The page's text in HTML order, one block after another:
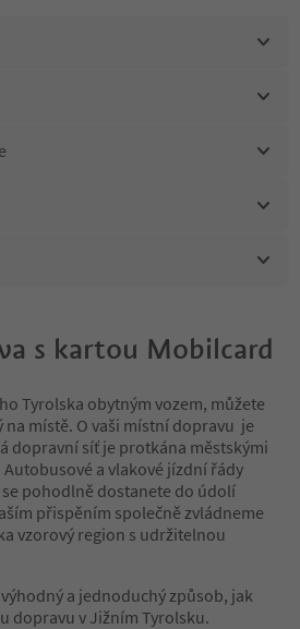
s kartou Mobilcard
Tyrolska obytným vozem, můžete
na místě. O vaši místní dopravu je
dopravní síť je protkána městskými
a vlakové jízdní řády
pohodlně dostanete do údolí
přispěním společně zvládneme
vzorový region s udržitelnou
a jednoduchý způsob, jak
dopravu v Jižním Tyrolsku.